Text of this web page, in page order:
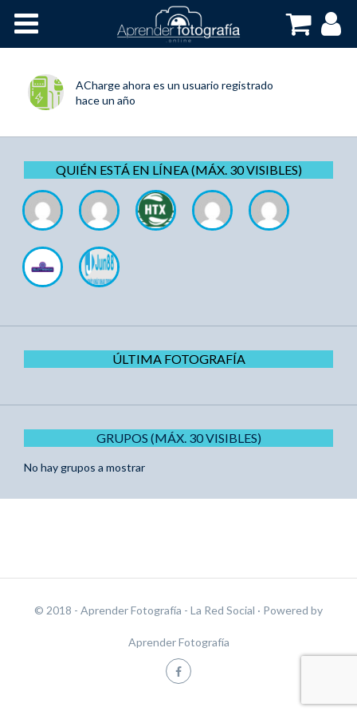
AChargeahora es un usuario registrado
hace un año
QUIÉN ESTÁ EN LÍNEA (MÁX. 30 VISIBLES)
ÚLTIMA FOTOGRAFÍA
GRUPOS (MÁX. 30 VISIBLES)
No hay grupos a mostrar
© 2018 - Aprender Fotografía - La Red Social · Powered by
Aprender Fotografía